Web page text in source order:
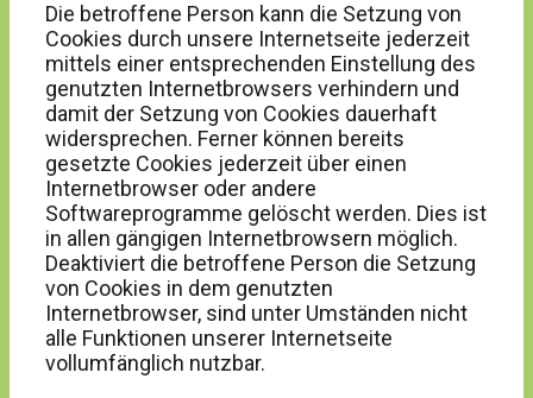
Die betroffene Person kann die Setzung von
Cookies durch unsere Internetseite jederzeit
mittels einer entsprechenden Einstellung des
genutzten Internetbrowsers verhindern und
damit der Setzung von Cookies dauerhaft
widersprechen. Ferner können bereits
gesetzte Cookies jederzeit über einen
Internetbrowser oder andere
Softwareprogramme gelöscht werden. Dies ist
in allen gängigen Internetbrowsern möglich.
Deaktiviert die betroffene Person die Setzung
von Cookies in dem genutzten
Internetbrowser, sind unter Umständen nicht
alle Funktionen unserer Internetseite
vollumfänglich nutzbar.